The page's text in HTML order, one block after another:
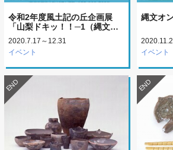
令和2年度風土記の丘企画展
「山梨ドキッ！！─1（縄文…
2020.7.17～12.31
イベント
縄文オ
イベント
END END